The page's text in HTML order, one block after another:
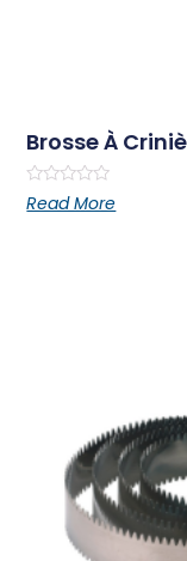
Brosse À
Rated
0
Read More